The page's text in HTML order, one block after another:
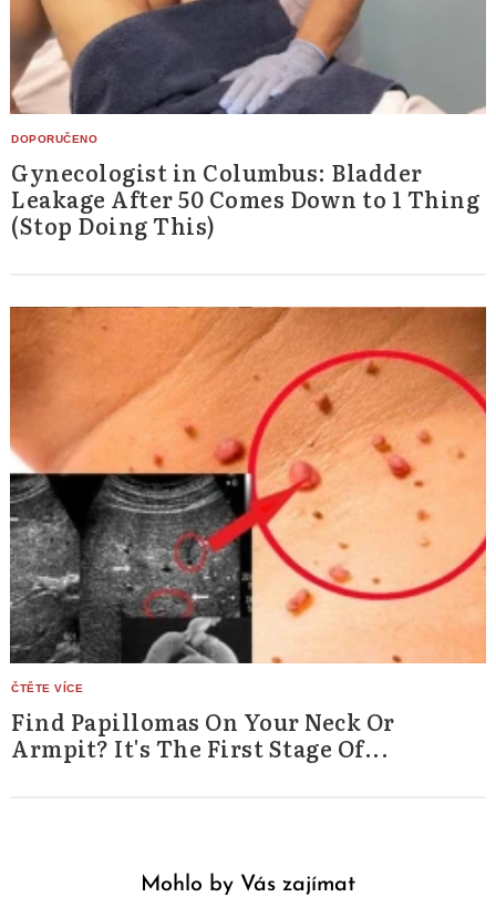
Gynecologist in Columbus: Bladder
Leakage After 50 Comes Down to 1 Thing
(Stop Doing This)
Find Papillomas On Your Neck Or
Armpit? It's The First Stage Of...
Mohlo by Vás zajímat